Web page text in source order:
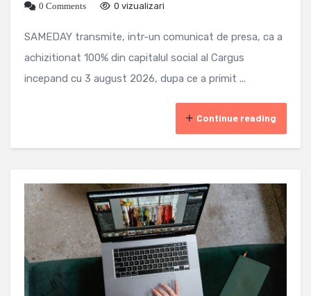
0 Comments
0 vizualizari
SAMEDAY transmite, intr-un comunicat de presa, ca a
achizitionat 100% din capitalul social al Cargus
incepand cu 3 august 2026, dupa ce a primit ...
Continue reading